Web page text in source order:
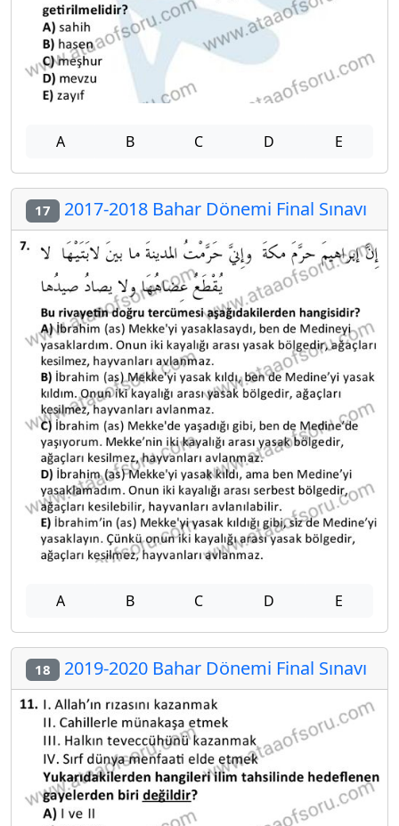
A B C D E
17 2017-2018 Bahar Dönemi Final Sınavı
A B C D E
18 2019-2020 Bahar Dönemi Final Sınavı